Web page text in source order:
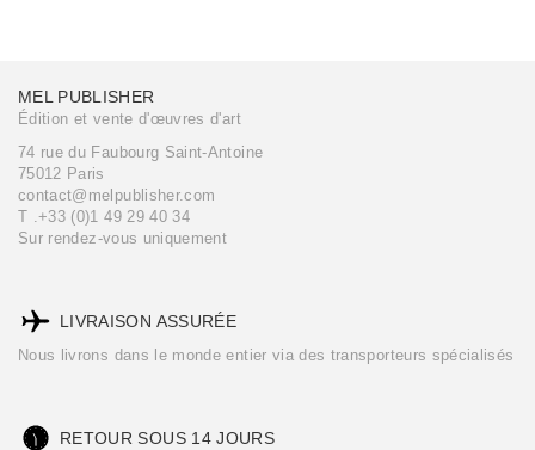
MEL PUBLISHER
Édition et vente d'œuvres d'art
74 rue du Faubourg Saint-Antoine
75012 Paris
contact@melpublisher.com
T .+33 (0)1 49 29 40 34
Sur rendez-vous uniquement
LIVRAISON ASSURÉE
Nous livrons dans le monde entier via des transporteurs spécialisés
RETOUR SOUS 14 JOURS